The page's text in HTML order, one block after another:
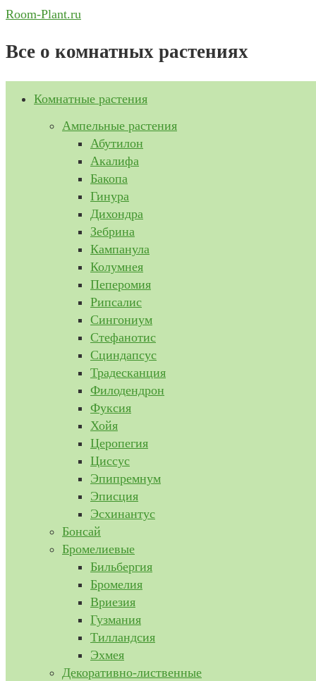
Перейти
содержимому
Room-Plant.ru
Все о комнатных растениях
Комнатные растения
Ампельные растения
Абутилон
Акалифа
Бакопа
Гинура
Дихондра
Зебрина
Кампанула
Колумнея
Пеперомия
Рипсалис
Сингониум
Стефанотис
Сциндапсус
Традесканция
Филодендрон
Фуксия
Хойя
Церопегия
Циссус
Эпипремнум
Эписция
Эсхинантус
Бонсай
Бромелиевые
Бильбергия
Бромелия
Вриезия
Гузмания
Тилландсия
Эхмея
Декоративно-лиственные